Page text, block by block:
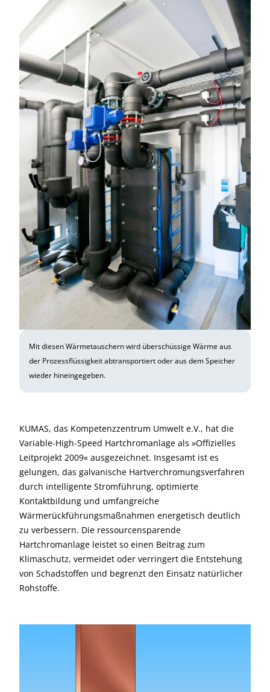
Mit diesen Wärmetauschern wird überschüssige Wärme aus
der Prozessflüssigkeit abtransportiert oder aus dem Speicher
wieder hineingegeben.
KUMAS, das Kompetenzzentrum Umwelt e.V., hat die
Variable-High-Speed Hartchrom­anlage als »Offizielles
Leitprojekt 2009« ausgezeichnet. Insgesamt ist es
gelungen, das galvanische Hartverchromungsverfahren
durch intelligente Stromführung, optimierte
Kontaktbildung und umfangreiche
Wärmerückführungsmaßnahmen energetisch deutlich
zu verbessern. Die ressourcen­sparende
Hartchromanlage leistet so einen Beitrag zum
Klimaschutz, vermeidet oder verringert die Entstehung
von Schadstoffen und begrenzt den Einsatz natürlicher
Rohstoffe.